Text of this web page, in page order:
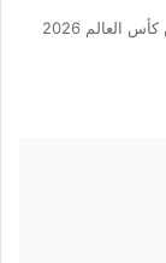
تحققت منصة VAR من ادعاء انسحاب منتخب إيران من كأس العالم 2026